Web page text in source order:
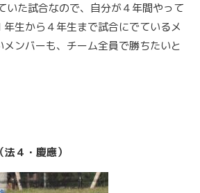
いた試合なので、自分が４年間やって
生から４年生まで試合にでているメ
ンバーも、チーム全員で勝ちたいと
４・慶應）